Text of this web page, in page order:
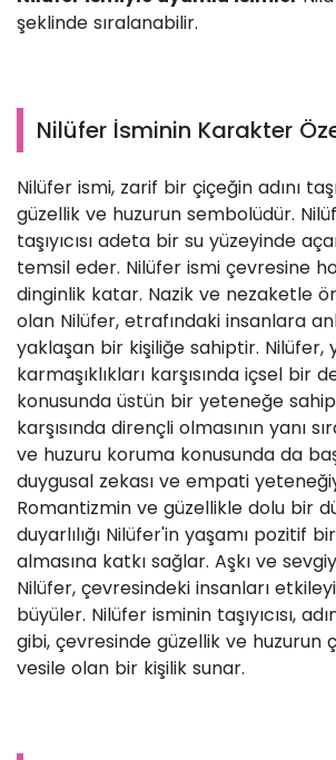
şeklinde sıralanabilir.
Nilüfer İsminin Karakter
Nilüfer ismi, zarif bir çiçeğin adını
güzellik ve huzurun sembolüdür.
taşıyıcısı adeta bir su yüzeyinde
temsil eder. Nilüfer ismi çevresine
dinginlik katar. Nazik ve nezaketle
olan Nilüfer, etrafındaki insanlara
yaklaşan bir kişiliğe sahiptir. Nilüfer,
karmaşıklıkları karşısında içsel bir
konusunda üstün bir yeteneğe
karşısında dirençli olmasının yanı
ve huzuru koruma konusunda da
duygusal zekası ve empati
Romantizmin ve güzellikle dolu bir
duyarlılığı Nilüfer'in yaşamı pozitif
almasına katkı sağlar. Aşkı ve
Nilüfer, çevresindeki insanları
büyüler. Nilüfer isminin taşıyıcısı,
gibi, çevresinde güzellik ve huzurun
vesile olan bir kişilik sunar.